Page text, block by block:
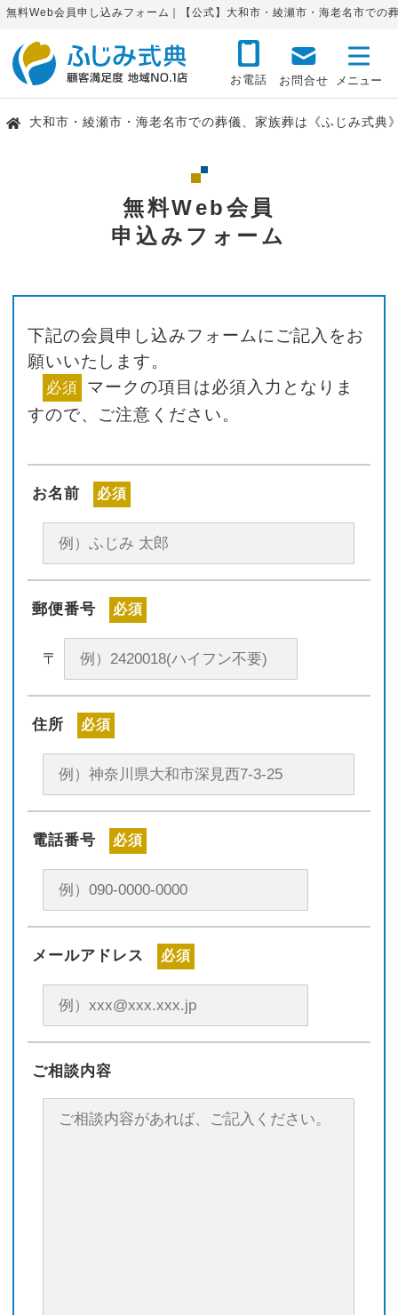
無料Web会員申し込みフォーム｜【公式】大和市・綾瀬市・海老名市での
お電話 お問合せ
大和市・綾瀬市・海老名市での葬儀、家族葬は《ふじみ式典
無料Web会員
申込みフォーム
下記の会員申し込みフォームにご記入をお
願いいたします。
必須 マークの項目は必須入力となりま
すので、ご注意ください。
お名前 必須
郵便番号 必須
〒
住所 必須
電話番号 必須
メールアドレス 必須
ご相談内容